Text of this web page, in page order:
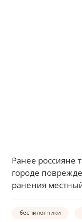
Ранее россияне
городе
ранения
беспилотники